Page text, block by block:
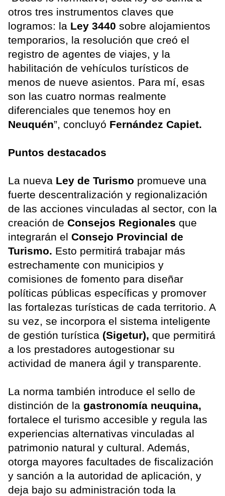
otros tres instrumentos claves que
logramos: la Ley 3440 sobre alojamientos
temporarios, la resolución que creó el
registro de agentes de viajes, y la
habilitación de vehículos turísticos de
menos de nueve asientos. Para mí, esas
son las cuatro normas realmente
diferenciales que tenemos hoy en
Neuquén”, concluyó Fernández Capiet.
Puntos destacados
La nueva Ley de Turismo promueve una
fuerte descentralización y regionalización
de las acciones vinculadas al sector, con la
creación de Consejos Regionales que
integrarán el Consejo Provincial de
Turismo. Esto permitirá trabajar más
estrechamente con municipios y
comisiones de fomento para diseñar
políticas públicas específicas y promover
las fortalezas turísticas de cada territorio. A
su vez, se incorpora el sistema inteligente
de gestión turística (Sigetur), que permitirá
a los prestadores autogestionar su
actividad de manera ágil y transparente.
La norma también introduce el sello de
distinción de la gastronomía neuquina,
fortalece el turismo accesible y regula las
experiencias alternativas vinculadas al
patrimonio natural y cultural. Además,
otorga mayores facultades de fiscalización
y sanción a la autoridad de aplicación, y
deja bajo su administración toda la